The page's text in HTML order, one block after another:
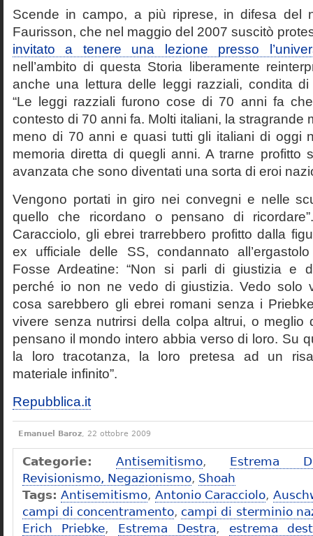
Scende in campo, a più riprese, in difesa del
Faurisson, che nel maggio del 2007 suscitò
invitato a tenere una lezione presso
nell’ambito di questa Storia liberamente
anche una lettura delle leggi razziali, condita di
“Le leggi razziali furono cose di 70 anni fa
contesto di 70 anni fa. Molti italiani, la stragrande
meno di 70 anni e quasi tutti gli italiani di oggi
memoria diretta di quegli anni. A trarne profitto
avanzata che sono diventati una sorta di eroi
Vengono portati in giro nei convegni e nelle
quello che ricordano o pensano di
Caracciolo, gli ebrei trarrebbero profitto dalla
ex ufficiale delle SS, condannato
Fosse Ardeatine: “Non si parli di giustizia e
perché io non ne vedo di giustizia. Vedo solo
cosa sarebbero gli ebrei romani senza i
vivere senza nutrirsi della colpa altrui, o meglio
pensano il mondo intero abbia verso di loro. Su
la loro tracotanza, la loro pretesa ad un
materiale infinito”.
Repubblica.it
Emanuel Baroz, 22 ottobre 2009
Categorie: Antisemitismo, Estrema
Revisionismo, Negazionismo, Shoah
Tags: Antisemitismo, Antonio Caracciolo,
campi di concentramento, campi di sterminio
Erich Priebke, Estrema Destra, estrema